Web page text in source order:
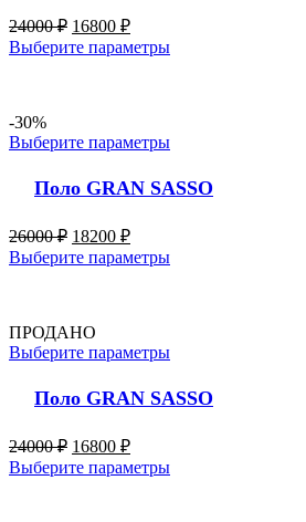
24000₽ 16800 ₽
Выберите параметры
-30%
Выберите параметры
Поло GRAN SASSO
26000₽ 18200 ₽
Выберите параметры
ПРОДАНО
Выберите параметры
Поло GRAN SASSO
24000₽ 16800 ₽
Выберите параметры